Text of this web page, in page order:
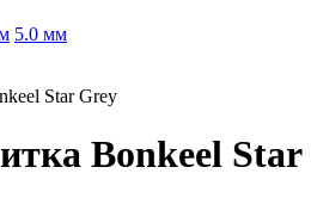
5.0 мм
Star Grey
Bonkeel Star